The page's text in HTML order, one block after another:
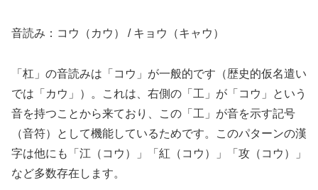
音読み：コウ（カウ） / キョウ（キャウ）
「杠」の音読みは「コウ」が一般的です（歴史的仮名遣い
では「カウ」）。これは、右側の「工」が「コウ」という
音を持つことから来ており、この「工」が音を示す記号
（音符）として機能しているためです。このパターンの漢
字は他にも「江（コウ）」「紅（コウ）」「攻（コウ）」
など多数存在します。